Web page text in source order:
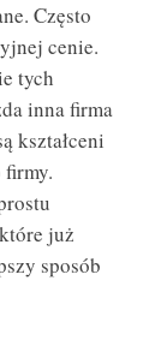
Często
cenie.
tych
inna firma
kształceni
już
sposób